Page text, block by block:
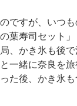
ですが、いつ
葉寿司セット
、かき氷も後
一緒に奈良を
た後、かき氷